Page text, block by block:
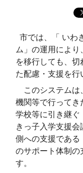
市では、「 いわ
ム」の運用によ
を移行しても、
た配慮・支援を行
このシステムは
機関等で行ってき
学校等に引き継ぐ
きっ子入学支援会
側への支援である
のサポート体制の
す。